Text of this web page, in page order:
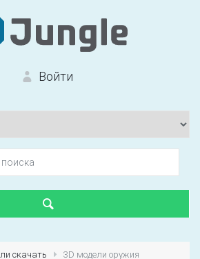
Войти
скачать 3D модели оружия